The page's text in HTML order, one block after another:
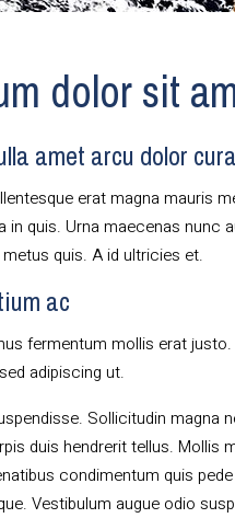
dolor sit
amet arcu dolor
erat magna mauris
in quis. Urna maecenas nunc
quis. A id ultricies et.
ac
fermentum mollis erat
adipiscing ut.
Sollicitudin magna
duis hendrerit tellus. Mollis
condimentum quis
Vestibulum augue odio